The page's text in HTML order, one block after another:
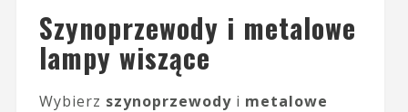
Szynoprzewody i metalowe
lampy wiszące
Wybierz szynoprzewodyi metalowe